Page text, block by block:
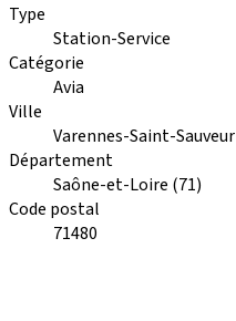
Type
Station-Service
Catégorie
Avia
Ville
Varennes-Saint-Sauveur
Département
Saône-et-Loire (71)
Code postal
71480